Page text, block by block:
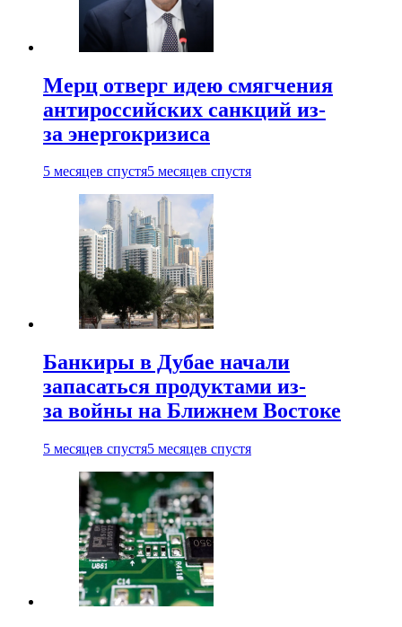
Мерц отверг идею смягчения
антироссийских санкций из-
за энергокризиса
5 месяцев спустя5 месяцев спустя
Банкиры в Дубае начали
запасаться продуктами из-
за войны на Ближнем Востоке
5 месяцев спустя5 месяцев спустя